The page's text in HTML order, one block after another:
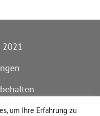
um Ihre Erfahrung zu